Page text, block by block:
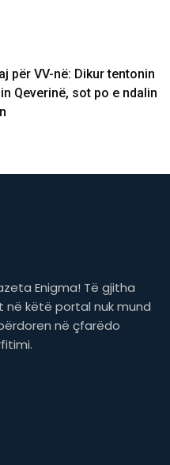
për VV-në: Dikur tentonin
Qeverinë, sot po e ndalin
Enigma! Të gjitha
këtë portal nuk mund
në çfarëdo